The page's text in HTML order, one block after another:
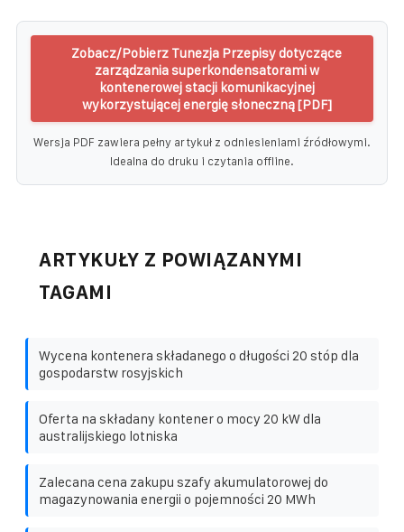
Zobacz/Pobierz Tunezja Przepisy dotyczące
zarządzania superkondensatorami w
kontenerowej stacji komunikacyjnej
wykorzystującej energię słoneczną [PDF]
Wersja PDF zawiera pełny artykuł z odniesieniami źródłowymi.
Idealna do druku i czytania offline.
ARTYKUŁY Z POWIĄZANYMI
TAGAMI
Wycena kontenera składanego o długości 20 stóp dla
gospodarstw rosyjskich
Oferta na składany kontener o mocy 20 kW dla
australijskiego lotniska
Zalecana cena zakupu szafy akumulatorowej do
magazynowania energii o pojemności 20 MWh